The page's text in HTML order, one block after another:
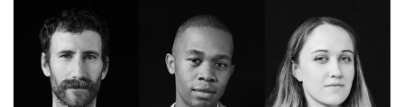
CULTURE
HIGH TECH